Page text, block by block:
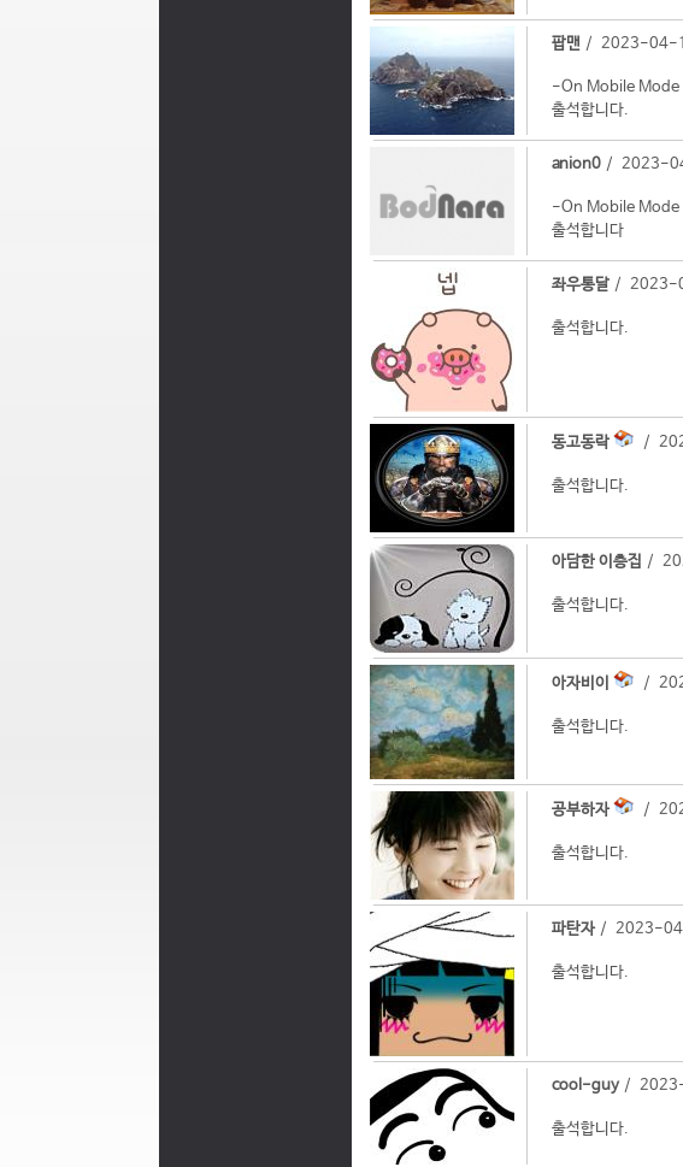
팝맨 / 2023-04-
-On Mobile
출석합니다.
anion0 / 2023-
-On Mobile
출석합니다
좌우통달 / 2023-
출석합니다.
동고동락 /
출석합니다.
아담한 이층집 /
출석합니다.
아자비이 /
출석합니다.
공부하자 /
출석합니다.
파탄자 / 2023-
출석합니다.
cool-guy/
출석합니다.